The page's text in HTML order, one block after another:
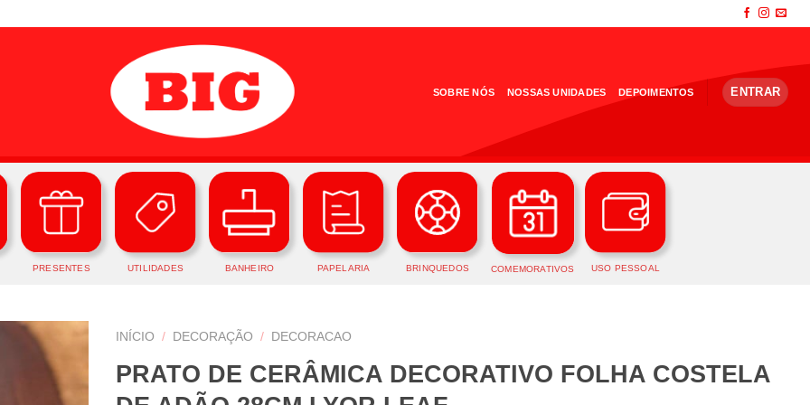
SOBRE NÓS NOSSAS UNIDADES DEPOIMENTOS ENTRAR
PRESENTES UTILIDADES BANHEIRO PAPELARIA BRINQUEDOS COMEMORATIVOS USO PESSOAL
INÍCIO / DECORAÇÃO / DECORACAO
PRATO DE CERÂMICA DECORATIVO FOLHA COSTELA